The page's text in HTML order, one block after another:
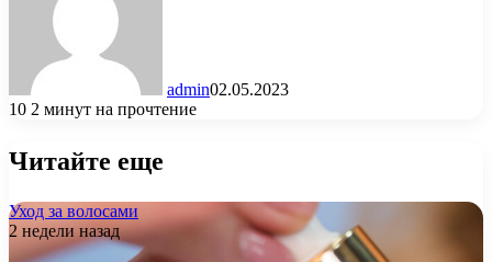
admin02.05.2023
10 2 минут на прочтение
Читайте еще
Уход за волосами
2 недели назад